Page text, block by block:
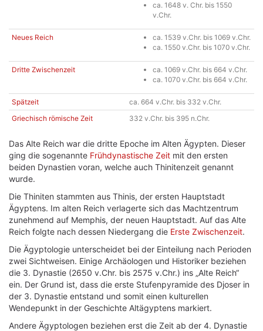
ca. 1648 v. Chr. bis 1550
v.Chr.
Neues Reich
ca. 1539 v.Chr. bis 1069 v.Chr.
ca. 1550 v.Chr. bis 1070 v.Chr.
Dritte Zwischenzeit
ca. 1069 v.Chr. bis 664 v.Chr.
ca. 1070 v.Chr. bis 664 v.Chr.
Spätzeit
ca. 664 v.Chr. bis 332 v.Chr.
Griechisch römische Zeit
332 v.Chr. bis 395 n.Chr.
Das Alte Reich war die dritte Epoche im Alten Ägypten. Dieser
ging die sogenannte Frühdynastische Zeit mit den ersten
beiden Dynastien voran, welche auch Thinitenzeit genannt
wurde.
Die Thiniten stammten aus Thinis, der ersten Hauptstadt
Ägyptens. Im alten Reich verlagerte sich das Machtzentrum
zunehmend auf Memphis, der neuen Hauptstadt. Auf das Alte
Reich folgte nach dessen Niedergang die Erste Zwischenzeit.
Die Ägyptologie unterscheidet bei der Einteilung nach Perioden
zwei Sichtweisen. Einige Archäologen und Historiker beziehen
die 3. Dynastie (2650 v.Chr. bis 2575 v.Chr.) ins „Alte Reich“
ein. Der Grund ist, dass die erste Stufenpyramide des Djoser in
der 3. Dynastie entstand und somit einen kulturellen
Wendepunkt in der Geschichte Altägyptens markiert.
Andere Ägyptologen beziehen erst die Zeit ab der 4. Dynastie